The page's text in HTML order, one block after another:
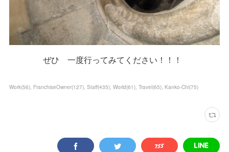
ぜひ 一度行ってみてください！！！
Work(56) FranchiseOwner(127) Staff(435) World(61) Travel(65) Kanko-Chi(75)